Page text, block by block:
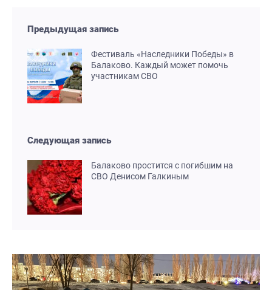
Предыдущая запись
Фестиваль «Наследники Победы» в
Балаково. Каждый может помочь
участникам СВО
Следующая запись
Балаково простится с погибшим на
СВО Денисом Галкиным